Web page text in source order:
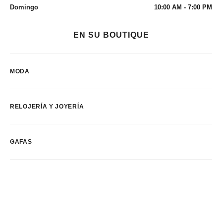
Domingo
10:00 AM - 7:00 PM
EN SU BOUTIQUE
MODA
RELOJERÍA Y JOYERÍA
GAFAS